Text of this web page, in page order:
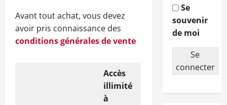
Avant tout achat, vous devez
avoir pris connaissance des
conditions générales de vente
Accès
illimité
à
Se
souvenir
de moi
Se
connecter